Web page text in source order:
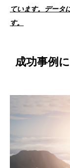
ています。データ
す。
成功事例